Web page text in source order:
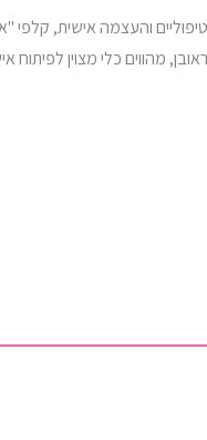
הטיפוליים והעצמה אישית,
ראובן, מהווים כלי מצוין